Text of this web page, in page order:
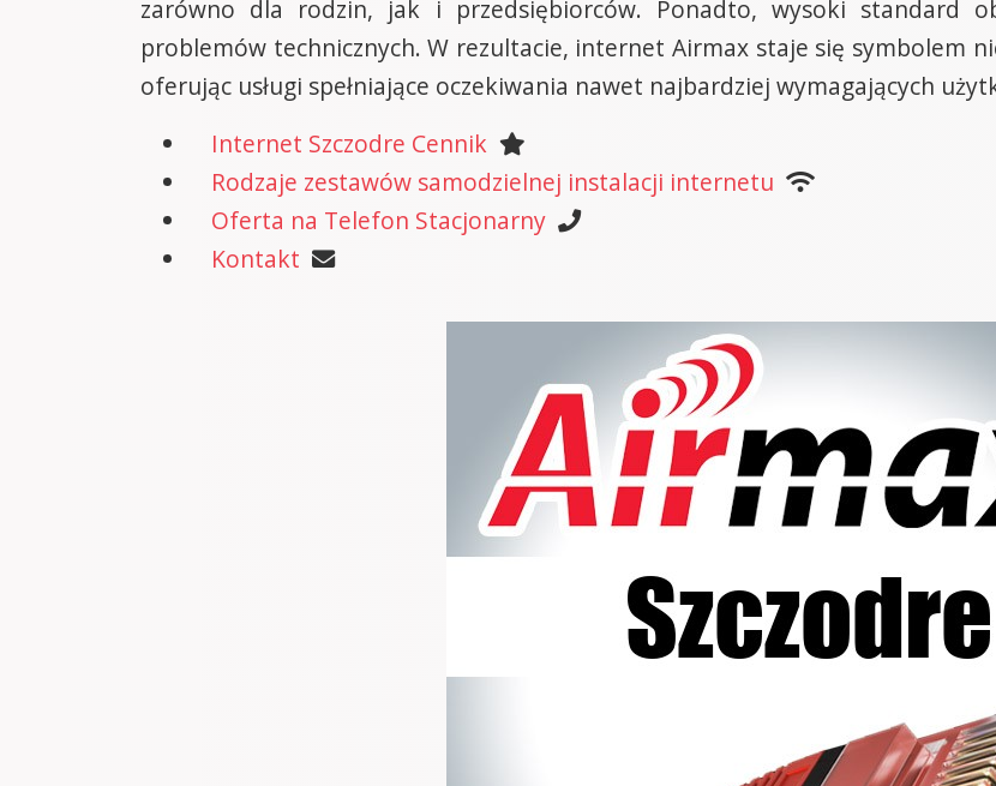
zarówno dla rodzin, jak i przedsiębiorców. Ponadto, wysoki standard
problemów technicznych. W rezultacie, internet Airmax staje się symbolem
oferując usługi spełniające oczekiwania nawet najbardziej wymagających
Internet Szczodre Cennik
Rodzaje zestawów samodzielnej instalacji internetu
Oferta na Telefon Stacjonarny
Kontakt